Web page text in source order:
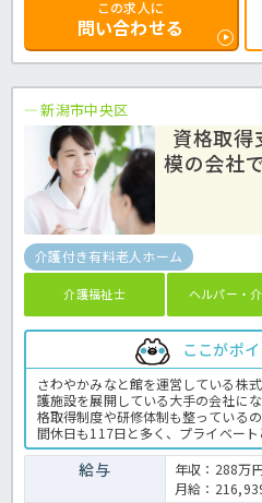
この求人に
問い合わせる
新潟市中央区
資格取
模の会社
介護付き有料老人ホーム
介護福祉士 ヘルパー・
ここがポイ
さわやかみなと館を運営している株
護施設を展開している大手の会社
格取得制度や研修体制も整っている
間休日も117日と多く、プライベー
なります☆定年が65歳で長く勤務す
面は変わらずに働けるので安心の職
ほっ介護までお問い合わせください
般です。＜介護職 正職員 有料老
給与
年収：288万
月給：